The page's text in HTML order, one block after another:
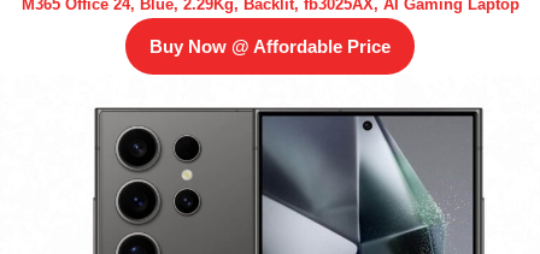
M365 Office 24, Blue, 2.29Kg, Backlit, fb3025AX, AI Gaming Laptop
Buy Now @ Affordable Price